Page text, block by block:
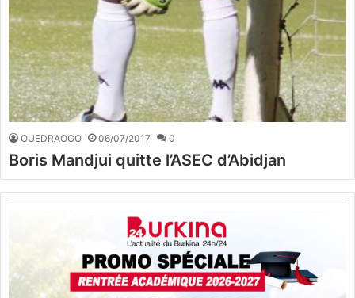
OUEDRAOGO 06/07/2017 0
Boris Mandjui quitte l’ASEC d’Abidjan